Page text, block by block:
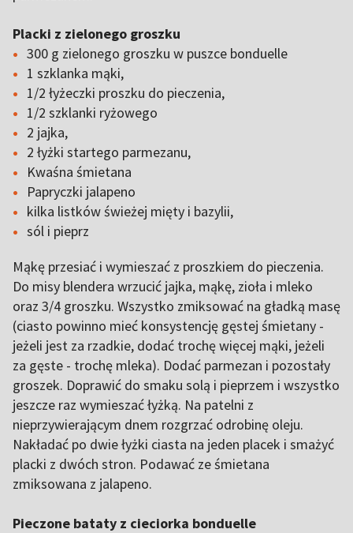
Placki z zielonego groszku
300 g zielonego groszku w puszce bonduelle
1 szklanka mąki,
1/2 łyżeczki proszku do pieczenia,
1/2 szklanki ryżowego
2 jajka,
2 łyżki startego parmezanu,
Kwaśna śmietana
Papryczki jalapeno
kilka listków świeżej mięty i bazylii,
sól i pieprz
Mąkę przesiać i wymieszać z proszkiem do pieczenia.
Do misy blendera wrzucić jajka, mąkę, zioła i mleko
oraz 3/4 groszku. Wszystko zmiksować na gładką masę
(ciasto powinno mieć konsystencję gęstej śmietany -
jeżeli jest za rzadkie, dodać trochę więcej mąki, jeżeli
za gęste - trochę mleka). Dodać parmezan i pozostały
groszek. Doprawić do smaku solą i pieprzem i wszystko
jeszcze raz wymieszać łyżką. Na patelni z
nieprzywierającym dnem rozgrzać odrobinę oleju.
Nakładać po dwie łyżki ciasta na jeden placek i smażyć
placki z dwóch stron. Podawać ze śmietana
zmiksowana z jalapeno.
Pieczone bataty z cieciorka bonduelle